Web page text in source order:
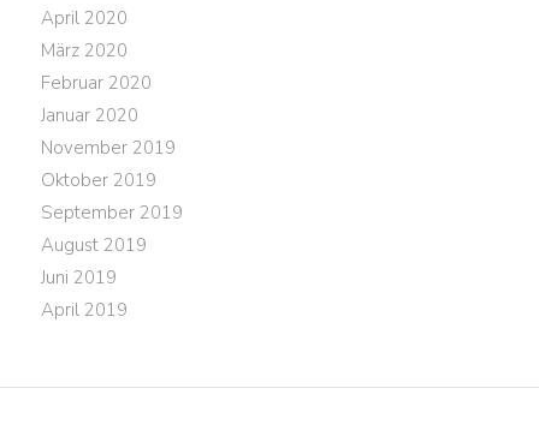
April 2020
März 2020
Februar 2020
Januar 2020
November 2019
Oktober 2019
September 2019
August 2019
Juni 2019
April 2019